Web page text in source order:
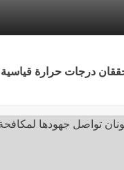
درجات حرارة